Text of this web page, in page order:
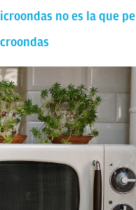
no es la que